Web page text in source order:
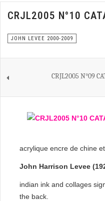
CRJL2005 N°10
JOHN LEVEE 2000-2009
CRJL2005 N°09
acrylique encre de chine
John Harrison Levee
indian ink and collages
the back.